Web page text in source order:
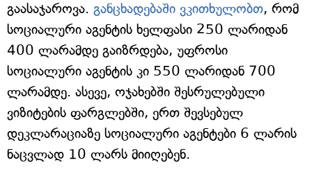
გაასაჯაროვა. განცხადებაში ვკითხულობთ, რომ
სოციალური აგენტის ხელფასი 250 ლარიდან
400 ლარამდე გაიზრდება, უფროსი
სოციალური აგენტის კი 550 ლარიდან 700
ლარამდე. ასევე, ოჯახებში შესრულებული
ვიზიტების ფარგლებში, ერთ შევსებულ
დეკლარაციაზე სოციალური აგენტები 6 ლარის
ნაცვლად 10 ლარს მიიღებენ.